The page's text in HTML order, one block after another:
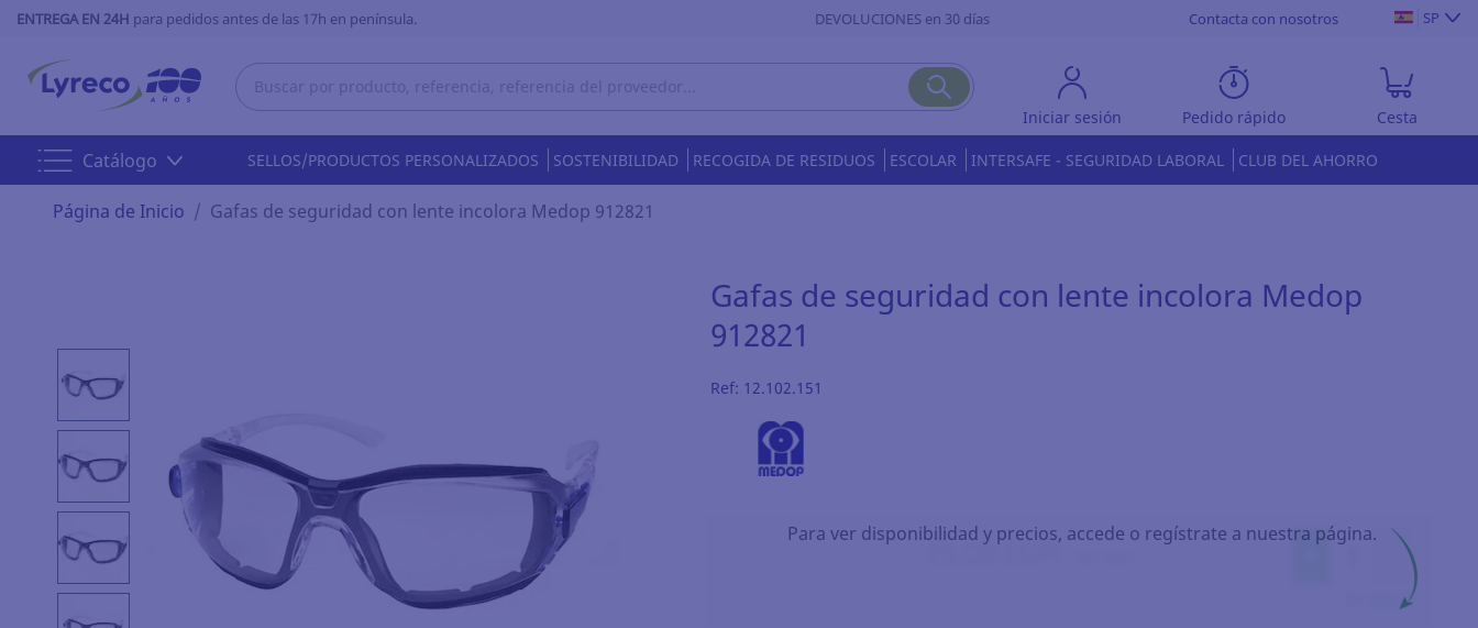
ENTREGA EN 24H para pedidos antes de las 17h en península. DEVOLUCIONES en 30 días Contacta con nosotros SP
Iniciar sesión Pedido rápido Cesta
Catálogo SELLOS/PRODUCTOS PERSONALIZADOS SOSTENIBILIDAD RECOGIDA DE RESIDUOS ESCOLAR INTERSAFE - SEGURIDAD LABORAL CLUB DEL AHORRO
Página de Inicio Gafas de seguridad con lente incolora Medop 912821
Gafas de seguridad con lente incolora Medop
912821
Ref: 12.102.151
Para ver disponibilidad y precios, accede o regístrate a nuestra página.